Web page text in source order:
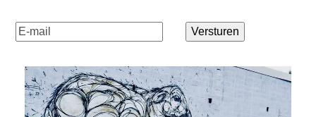
E-
mailadres(Vereist)
Versturen